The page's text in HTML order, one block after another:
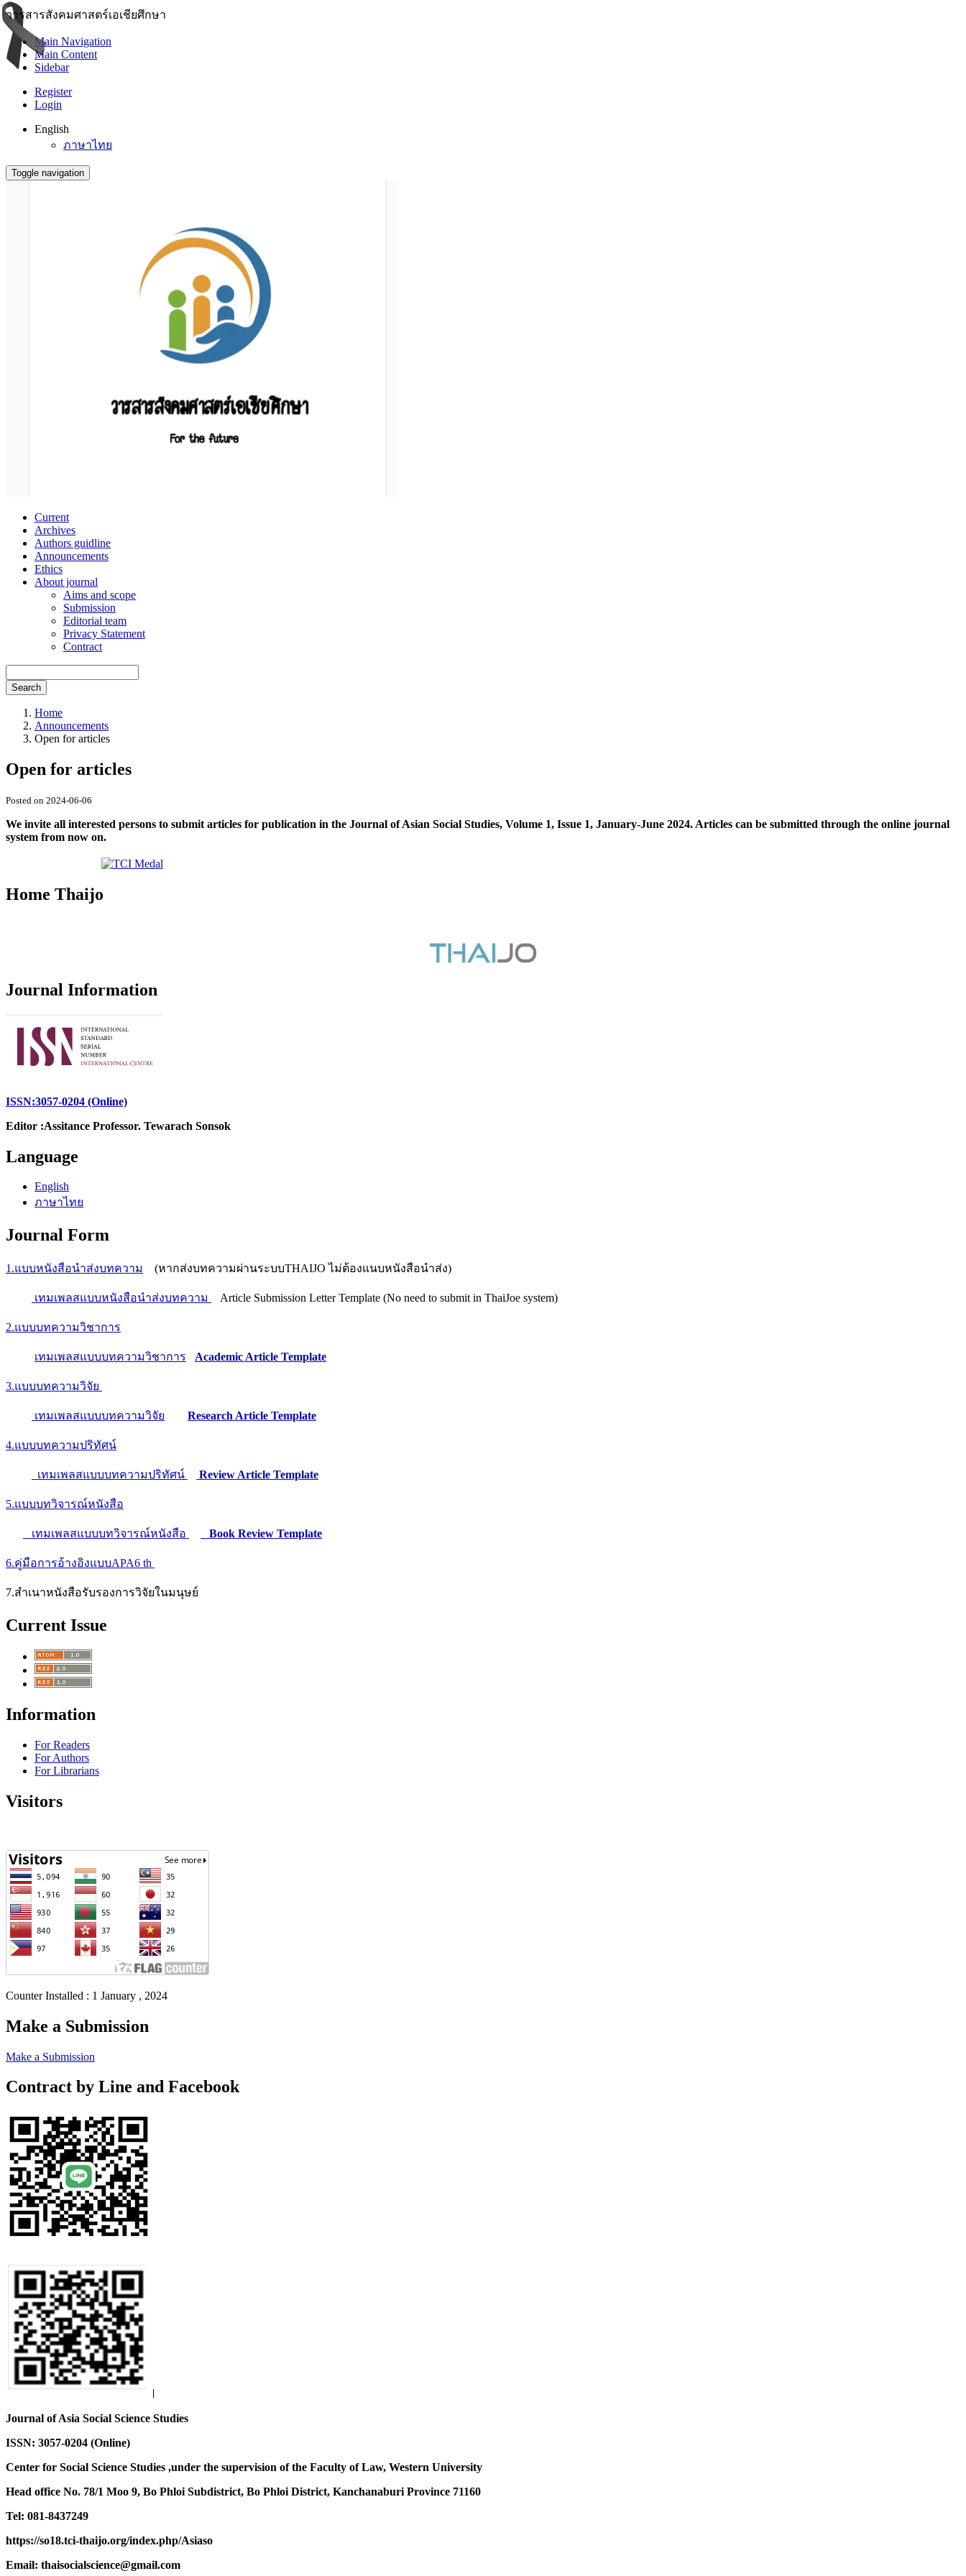
วารสารสังคมศาสตร์เอเชียศึกษา
Main Navigation
Main Content
Sidebar
Register
Login
English
ภาษาไทย
Toggle navigation
Current
Archives
Authors guidline
Announcements
Ethics
About journal
Aims and scope
Submission
Editorial team
Privacy Statement
Contract
Search
Home
Announcements
Open for articles
Open for articles
Posted on 2024-06-06
We invite all interested persons to submit articles for publication in the Journal of Asian Social Studies, Volume 1, Issue 1, January-June 2024. Articles can be submitted through the online journal
system from now on.
Home Thaijo
Journal Information
ISSN:3057-0204 (Online)
Editor :Assitance Professor. Tewarach Sonsok
Language
English
ภาษาไทย
Journal Form
1.แบบหนังสือนำส่งบทความ (หากส่งบทความผ่านระบบTHAIJO ไม่ต้องแนบหนังสือนำส่ง)
เทมเพลสแบบหนังสือนำส่งบทความ Article Submission Letter Template (No need to submit in ThaiJoe system)
2.แบบบทความวิชาการ
เทมเพลสแบบบทความวิชาการ Academic Article Template
3.แบบบทความวิจัย
เทมเพลสแบบบทความวิจัย Research Article Template
4.แบบบทความปริทัศน์
เทมเพลสแบบบทความปริทัศน์ Review Article Template
5.แบบบทวิจารณ์หนังสือ
เทมเพลสแบบบทวิจารณ์หนังสือ Book Review Template
6.คู่มือการอ้างอิงแบบAPA6 th
7.สำเนาหนังสือรับรองการวิจัยในมนุษย์
Current Issue
Information
For Readers
For Authors
For Librarians
Visitors
Counter Installed : 1 January , 2024
Make a Submission
Make a Submission
Contract by Line and Facebook
Journal of Asia Social Science Studies
ISSN: 3057-0204 (Online)
Center for Social Science Studies ,under the supervision of the Faculty of Law, Western University
Head office No. 78/1 Moo 9, Bo Phloi Subdistrict, Bo Phloi District, Kanchanaburi Province 71160
Tel: 081-8437249
https://so18.tci-thaijo.org/index.php/Asiaso
Email: thaisocialscience@gmail.com